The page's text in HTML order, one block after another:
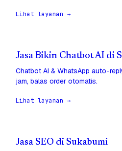
Lihat layanan →
Jasa Bikin Chatbot AI di
Chatbot AI & WhatsApp auto-
jam, balas order otomatis.
Lihat layanan →
Jasa SEO di Sukabumi